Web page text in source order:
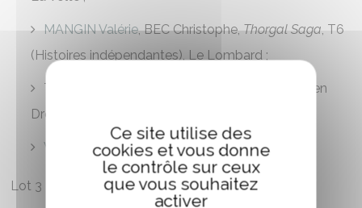
MANGIN Valérie, BEC Christophe,Thorgal Saga, T6
(Histoires indépendantes), Le Lombard ;
TOLLIAC Estelle,
, T1, Forgotten
Dreams ;
VAËLBAN Siècle,Plein Ciel, Big Bang.
Lot 3 – Science-Fiction, Horreur
Ce site utilise des
cookies et vous donne
le contrôle sur ceux
que vous souhaitez
activer